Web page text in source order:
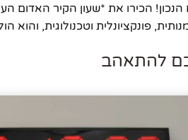
הנכון! הכירו את *שעון הקיר
פונקציונלית וטכנולוגית,
להתאהב